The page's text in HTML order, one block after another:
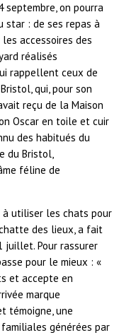
septembre, on pourra
star : de ses repas à
accessoires des
réalisés
rappellent ceux de
qui, pour son
reçu de la Maison
Oscar en toile et cuir
des habitués du
du Bristol,
féline de
à utiliser les chats pour
des lieux, a fait
juillet. Pour rassurer
pour le mieux : «
et accepte en
marque
témoigne, une
générées par